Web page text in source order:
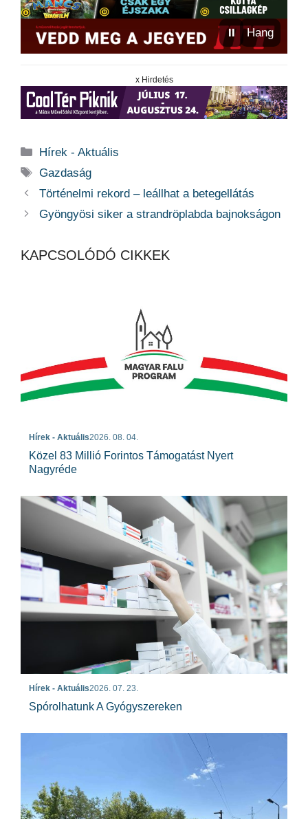
⏸ Hang
x Hirdetés
Kategória
Hírek - Aktuális
Címkék
Gazdaság
Történelmi rekord – leállhat a betegellátás
Gyöngyösi siker a strandröplabda bajnokságon
KAPCSOLÓDÓ CIKKEK
Hírek - Aktuális2026. 08. 04.
Közel 83 Millió Forintos Támogatást Nyert
Nagyréde
Hírek - Aktuális2026. 07. 23.
Spórolhatunk A Gyógyszereken